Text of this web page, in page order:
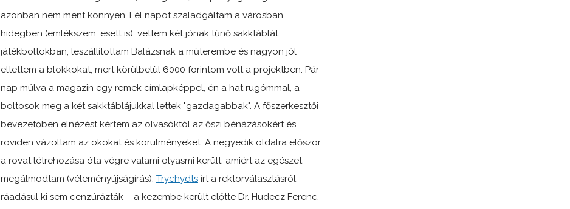
azonban nem ment könnyen. Fél napot szaladgáltam a városban
hidegben (emlékszem, esett is), vettem két jónak tűnő sakktáblát
játékboltokban, leszállítottam Balázsnak a műterembe és nagyon jól
eltettem a blokkokat, mert körülbelül 6000 forintom volt a projektben. Pár
nap múlva a magazin egy remek címlapképpel, én a hat rugómmal, a
boltosok meg a két sakktáblájukkal lettek "gazdagabbak". A főszerkesztői
bevezetőben elnézést kértem az olvasóktól az őszi bénázásokért és
röviden vázoltam az okokat és körülményeket. A negyedik oldalra először
a rovat létrehozása óta végre valami olyasmi került, amiért az egészet
megálmodtam (véleményújságírás), Trychydts írt a rektorválasztásról,
ráadásul ki sem cenzúrázták – a kezembe került előtte Dr. Hudecz Ferenc,